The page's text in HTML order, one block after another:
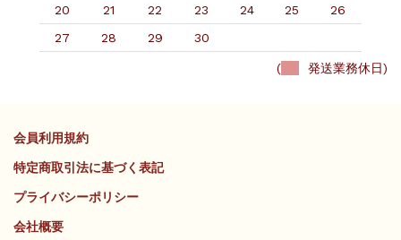
20
21 22 23 24 25
26
27
28 29 30
( 発送業務休日)
会員利用規約
特定商取引法に基づく表記
プライバシーポリシー
会社概要